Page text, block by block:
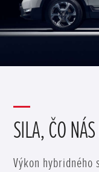
SILA, ČO
Výkon hybridného